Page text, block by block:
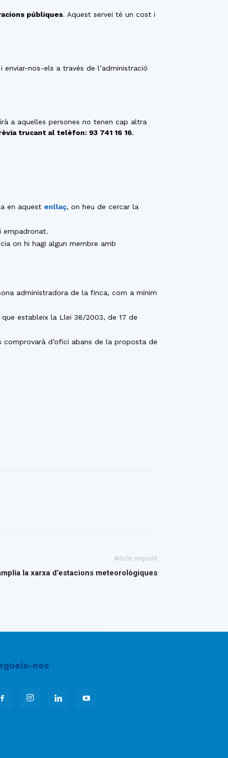
públiques. Aquest servei té un cost i
nos-els a través de l’administració
a aquelles persones no tenen cap altra
trucant al telèfon: 93 741 16 16.
en aquest enllaç, on heu de cercar la
empadronat.
on hi hagi algun membre amb
administradora de la finca, com a mínim
estableix la Llei 38/2003, de 17 de
d’ofici abans de la proposta de
Article següent
la xarxa d’estacions meteorològiques
nos